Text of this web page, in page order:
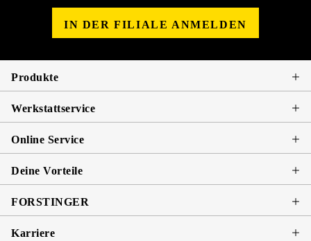
IN DER FILIALE ANMELDEN
Produkte
Werkstattservice
Online Service
Deine Vorteile
FORSTINGER
Karriere